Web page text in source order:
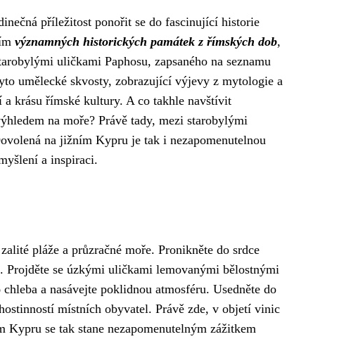
příležitost ponořit se do fascinující historie
významných historických památek z římských dob,
uličkami Paphosu, zapsaného na seznamu
umělecké skvosty, zobrazující výjevy z mytologie a
a krásu římské kultury. A co takhle navštívit
na moře? Právě tady, mezi starobylými
na jižním Kypru je tak i nezapomenutelnou
a inspiraci.
pláže a průzračné moře. Pronikněte do srdce
Projděte se úzkými uličkami lemovanými bělostnými
a nasávejte poklidnou atmosféru. Usedněte do
místních obyvatel. Právě zde, v objetí vinic
se tak stane nezapomenutelným zážitkem